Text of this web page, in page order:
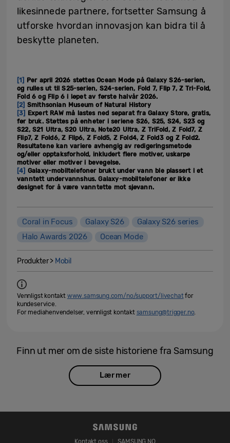
likesinnede partnere, fortsetter Samsung å
utforske hvordan innovasjon kan bidra til å
beskytte planeten.
[1] Per april 2026 støttes Ocean Mode på Galaxy S26-serien,
og rulles ut til S25-serien, S24-serien, Fold 7, Flip 7, Z Tri-Fold,
Fold 6 og Flip 6 i løpet av første halvår 2026.
[2] Smithsonian Museum of Natural History
[3] Expert RAW må lastes ned separat fra Galaxy Store, gratis,
før bruk. Støttes på enheter i seriene S26, S25, S24, S23 og
S22, S21 Ultra, S20 Ultra, Note20 Ultra, Z TriFold, Z Fold7, Z
Flip7, Z Fold6, Z Flip6, Z Fold5, Z Fold4, Z Fold3 og Z Fold2.
Resultatene kan variere avhengig av redigeringsmetode
og/eller opptaksforhold, inkludert flere motiver, uskarpe
motiver eller motiver i bevegelse.
[4] Galaxy-mobiltelefoner brukt under vann ble plassert i et
vanntett undervannshus. Galaxy-mobiltelefoner er ikke
designet for å være vanntette mot sjøvann.
Coral in Focus Galaxy S26
Galaxy S26 series
Halo Awards 2026
Ocean Mode
Produkter > Mobil
Vennligst kontakt www.samsung.com/no/support/livechatfor
kundeservice.
For mediahenvendelser, vennligst kontakt samsung@trigger.no.
Finn ut mer om de siste historiene fra Samsung
Lær mer
Kontakt oss SAMSUNG.NO